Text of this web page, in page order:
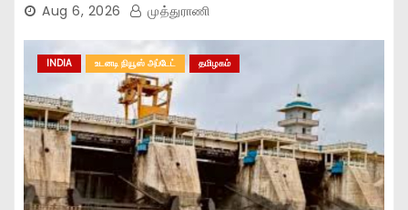
Aug 6, 2026 முத்துராணி
INDIA உடனடி நியூஸ் அப்டேட் தமிழகம்